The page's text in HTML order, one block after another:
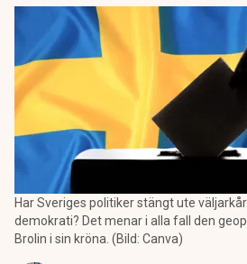
Har Sveriges politiker stängt ute
demokrati? Det menar i alla fall den
Brolin i sin kröna. (Bild: Canva)